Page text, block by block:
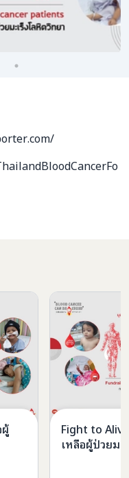
Fight to
เหลือผู้ป่วยม